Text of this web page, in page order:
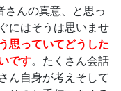
んの真意、と思っ
にはそうは思いませ
思っていてどうした
です。たくさん会話
ん自身が考えそして